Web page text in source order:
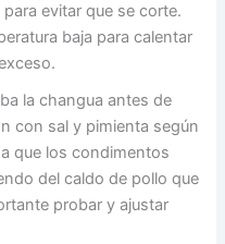
evitar que se corte.
baja para calentar
la changua antes de
con sal y pimienta según
que los condimentos
del caldo de pollo que
probar y ajustar